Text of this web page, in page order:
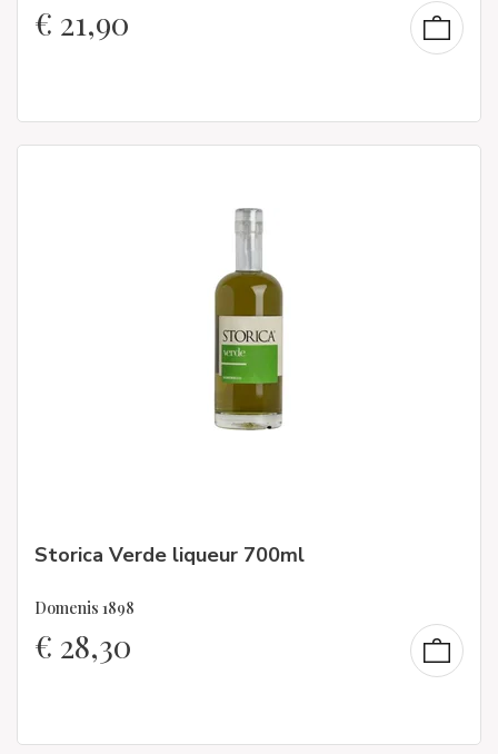
€ 21,90
Storica Verde liqueur 700ml
Domenis 1898
€ 28,30